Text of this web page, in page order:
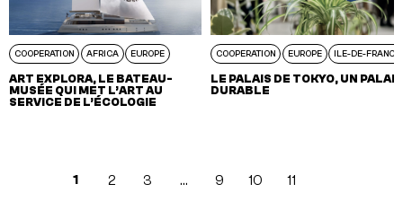
COOPERATION AFRICA EUROPE
ART EXPLORA, LE BATEAU-
MUSÉE QUI MET L’ART AU
SERVICE DE L’ÉCOLOGIE
COOPERATION EUROPE ILE-DE-FRANCE
LE PALAIS DE TOKYO, UN PALAIS
DURABLE
1 2 3 … 9 10 11